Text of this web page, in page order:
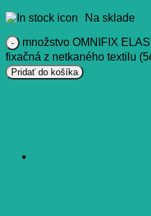
Na sklade
množstvo OMNIFIX
fixačná z netkaného textilu
Pridať do košíka